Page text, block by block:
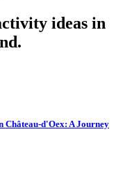
ideas in
d'Oex: A Journey